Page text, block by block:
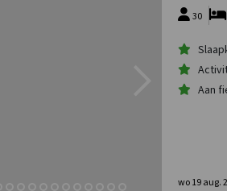
30
Aan
wo 19 aug.